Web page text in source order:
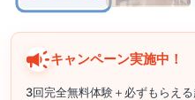
キャンペーン実施中！
3回完全無料体験＋必ずもらえ